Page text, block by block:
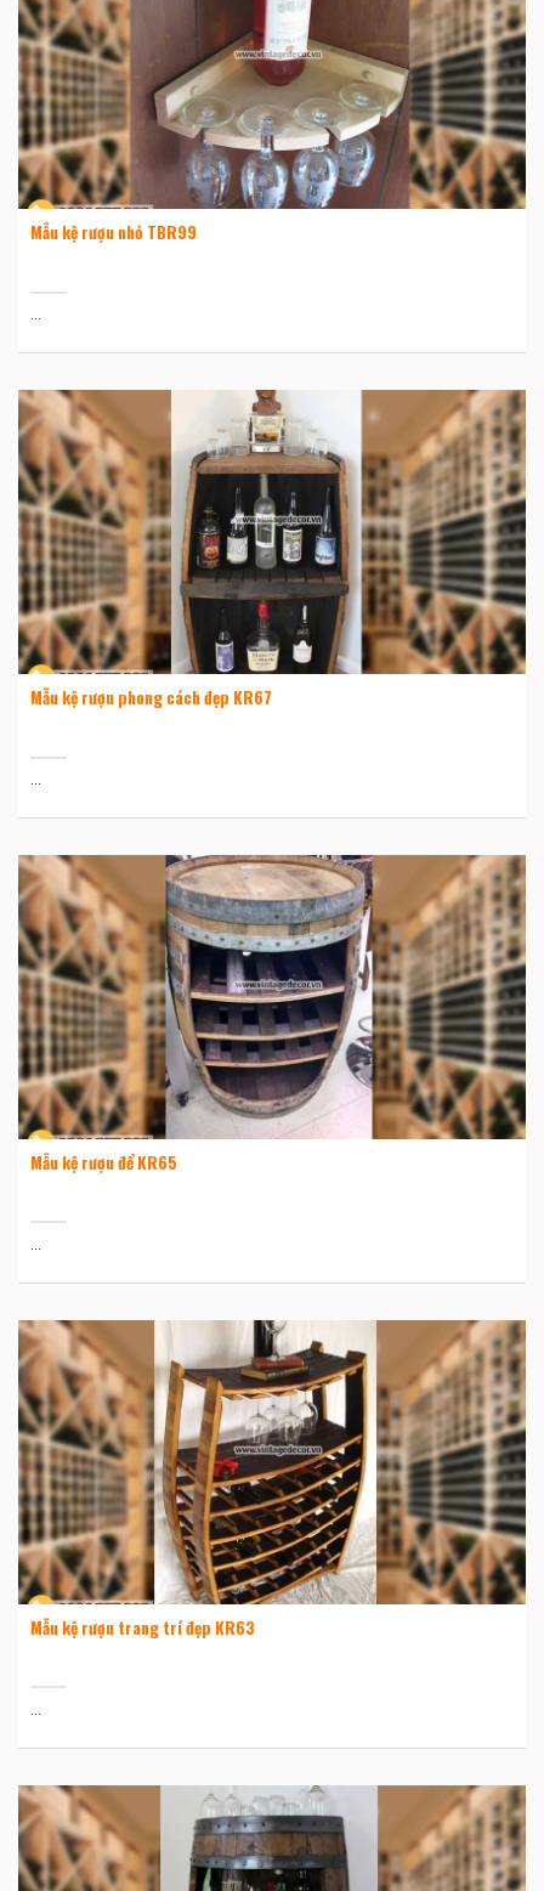
Mẫu kệ rượu nhỏ TBR99
...
Mẫu kệ rượu phong cách đẹp KR67
...
Mẫu kệ rượu để KR65
...
Mẫu kệ rượu trang trí đẹp KR63